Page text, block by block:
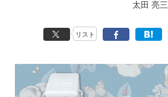
太田 亮三
リスト